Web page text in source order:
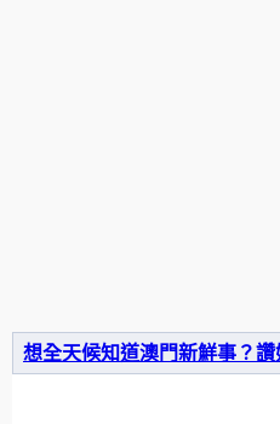
想全天候知道澳門新鮮事？讚